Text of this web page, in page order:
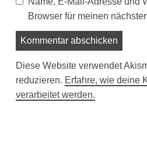
Browser für meinen
Diese Website verwendet
reduzieren. Erfahre, wie deine
verarbeitet werden.